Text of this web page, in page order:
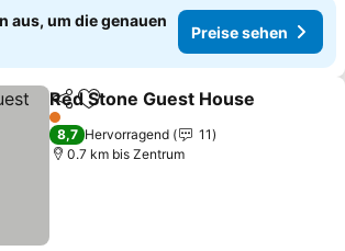
aus, um die genauen
Preise sehen
TeilenZu Favoriten hinzufügen
Red Stone Guest House
1 Sterne
8,7 Hervorragend
11
0.7 km bis Zentrum